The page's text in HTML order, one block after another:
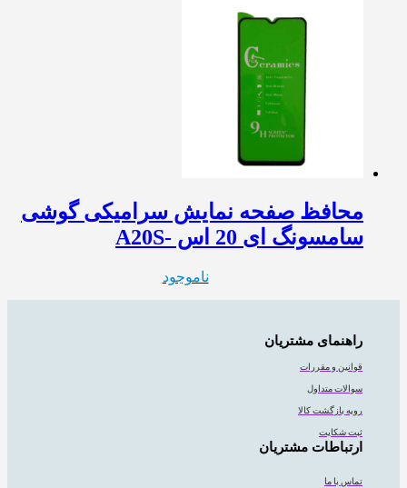
محافظ صفحه نمایش سرامیکی گوشی
سامسونگ ای 20 اس -A20S
ناموجود
راهنمای مشتریان
قوانین و مقررات
سوالات متداول
رویه بازگشت کالا
ثبت شکایت
ارتباطات مشتریان
تماس با ما